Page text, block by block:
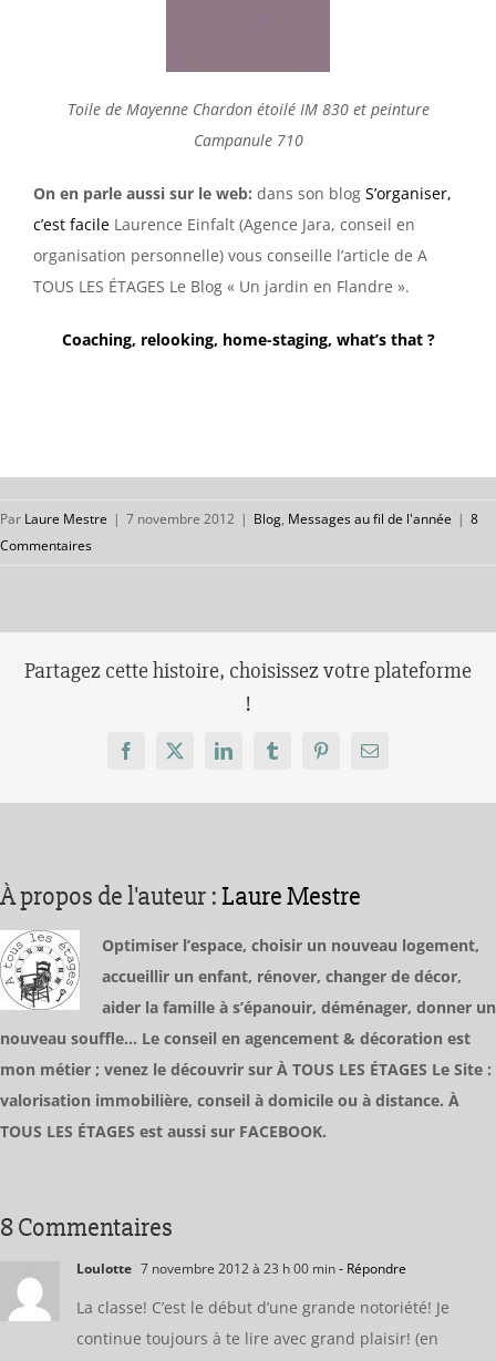
Toile de Mayenne Chardon étoilé IM 830 et peinture
Campanule 710
On en parle aussi sur le web: dans son blog S’organiser,
c’est facile Laurence Einfalt (Agence Jara, conseil en
organisation personnelle) vous conseille l’article de A
TOUS LES ÉTAGES Le Blog « Un jardin en Flandre ».
Coaching, relooking, home-staging, what’s that ?
Par Laure Mestre | 7 novembre 2012 | Blog, Messages au fil de l'année | 8
Commentaires
Partagez cette histoire, choisissez votre plateforme
!
Facebook
X LinkedInTumblrPinterestEmail
À propos de l'auteur :Laure Mestre
Optimiser l’espace, choisir un nouveau logement,
accueillir un enfant, rénover, changer de décor,
aider la famille à s’épanouir, déménager, donner un
nouveau souffle… Le conseil en agencement & décoration est
mon métier ; venez le découvrir sur À TOUS LES ÉTAGES Le Site :
valorisation immobilière, conseil à domicile ou à distance. À
TOUS LES ÉTAGES est aussi sur FACEBOOK.
8 Commentaires
Loulotte 7 novembre 2012 à 23 h 00 min- Répondre
La classe! C’est le début d’une grande notoriété! Je
continue toujours à te lire avec grand plaisir! (en